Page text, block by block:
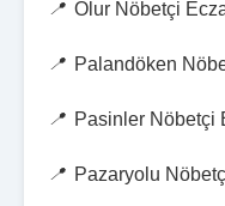
Olur Nöbetçi
Palandöken
Pasinler Nöbetçi
Pazaryolu